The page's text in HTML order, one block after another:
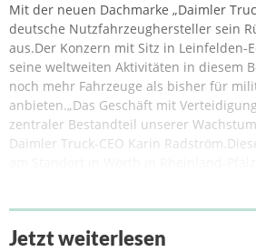
Mit der neuen Dachmarke „Daimler
deutsche Nutzfahrzeughersteller sein
aus.Der Konzern mit Sitz in
seine weltweiten Aktivitäten in diesem
noch mehr Fahrzeuge als bisher für
anbieten.„Das Geschäft mit
zentraler Bestandteil unserer
Daimler Truck-CEO Karin
Jetzt weiterlesen